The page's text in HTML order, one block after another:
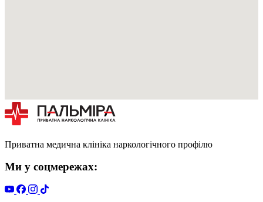
Приватна медична клініка наркологічного профілю
Ми у соцмережах: